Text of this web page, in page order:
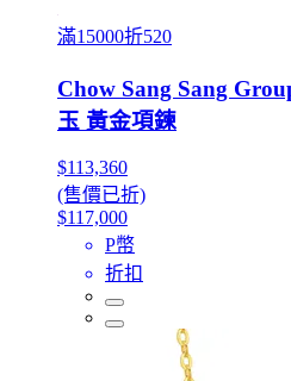
滿15000折520
Chow Sang Sang
玉 黃金項鍊
$113,360
(售價已折)
$117,000
P幣
折扣